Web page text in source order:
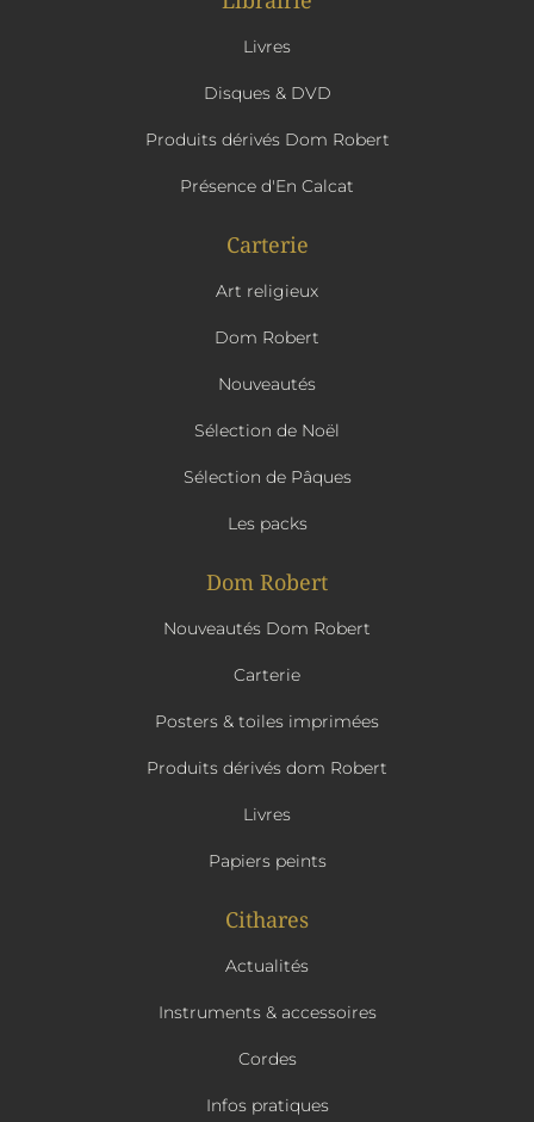
Livres
Disques & DVD
Produits dérivés Dom Robert
Présence d'En Calcat
Carterie
Art religieux
Dom Robert
Nouveautés
Sélection de Noël
Sélection de Pâques
Les packs
Dom Robert
Nouveautés Dom Robert
Carterie
Posters & toiles imprimées
Produits dérivés dom Robert
Livres
Papiers peints
Cithares
Actualités
Instruments & accessoires
Cordes
Infos pratiques